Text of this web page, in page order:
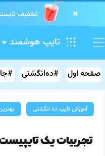
تخفیف ×
.
.
. .
.
. .
.
. تایپ هوشمند
صفحه اول #ده‌انگشتی
آموزش تایپ ده انگشتی
تجربیات یک